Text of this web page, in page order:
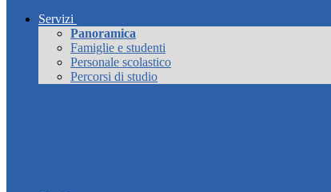
Servizi
Panoramica
Famiglie e studenti
Personale scolastico
Percorsi di studio